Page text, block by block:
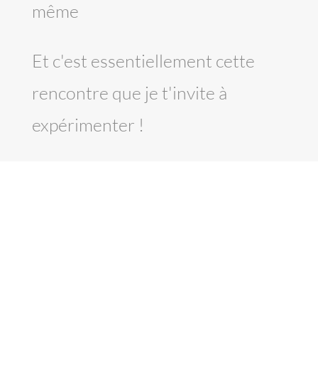
même
Et c'est essentiellement cette
rencontre que je t'invite à
expérimenter !